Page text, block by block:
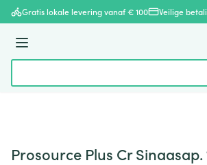
Ga naar de inhoud
Gratis lokale levering vanaf € 100 Veilige
Menu
Prosource Plus Cr Sinaasap.